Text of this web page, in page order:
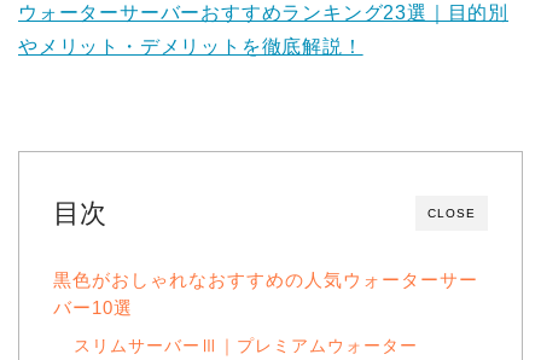
ウォーターサーバーおすすめランキング23選｜目的別
やメリット・デメリットを徹底解説！
CLOSE
目次
黒色がおしゃれなおすすめの人気ウォーターサー
バー10選
スリムサーバーⅢ｜プレミアムウォーター